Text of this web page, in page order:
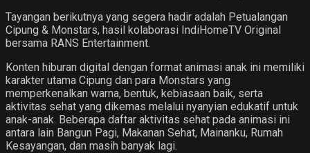
Tayangan berikutnya yang segera hadir adalah Petualangan
Cipung & Monstars, hasil kolaborasi IndiHomeTV Original
bersama RANS Entertainment.
Konten hiburan digital dengan format animasi anak ini memiliki
karakter utama Cipung dan para Monstars yang
memperkenalkan warna, bentuk, kebiasaan baik, serta
aktivitas sehat yang dikemas melalui nyanyian edukatif untuk
anak-anak. Beberapa daftar aktivitas sehat pada animasi ini
antara lain Bangun Pagi, Makanan Sehat, Mainanku, Rumah
Kesayangan, dan masih banyak lagi.